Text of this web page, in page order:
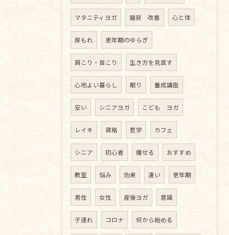
マタニティヨガ 猫背 改善 心と体
尿もれ 更年期のゆらぎ
肩こり・首こり 生き方を見直す
心地よい暮らし 眠り 養成講座
安い シニアヨガ こども ヨガ
レイキ 資格 哲学 カフェ
シニア 初心者 痩せる おすすめ
教室 悩み 効果 違い 更年期
男性 女性 産後ヨガ 意識
子連れ コロナ 何から始める